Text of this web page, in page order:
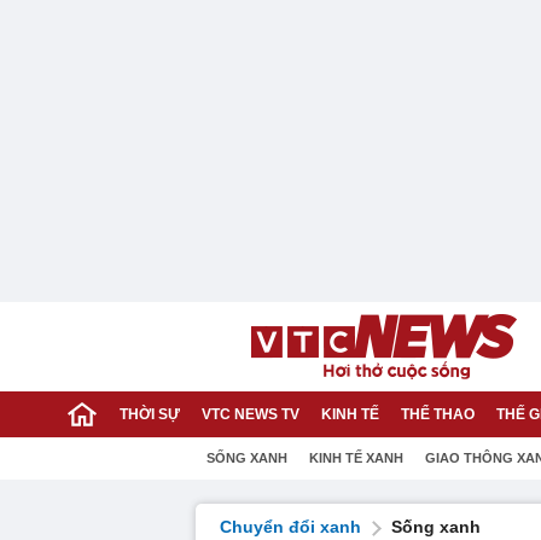
THỜI SỰ VTC NEWS TV KINH TẾ THỂ THAO THẾ
SỐNG XANH KINH TẾ XANH GIAO THÔNG
Chuyển đổi xanh Sống xanh